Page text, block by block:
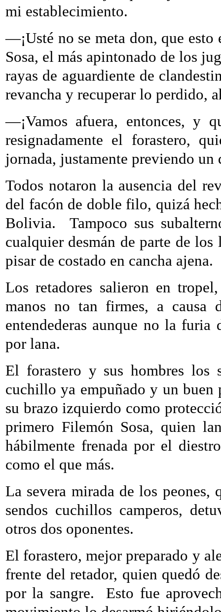
mi establecimiento.
—¡Usté no se meta don, que
Sosa, el más apintonado de los
rayas de aguardiente de
revancha y recuperar lo perdido,
—¡Vamos afuera, entonces,
resignadamente el forastero,
jornada, justamente previendo un
Todos notaron la ausencia del
del facón de doble filo, quizá
Bolivia.
Tampoco sus
cualquier desmán de parte de
pisar de costado en cancha ajena.
Los retadores salieron en
manos no tan firmes, a causa
entendederas aunque no la
por lana.
El forastero y sus hombres los
cuchillo ya empuñado y un
su brazo izquierdo como
primero Filemón Sosa, quien
hábilmente frenada por el
como el que más.
La severa mirada de los peones,
sendos cuchillos camperos,
otros dos oponentes.
El forastero, mejor preparado y
frente del retador, quien quedó
por la sangre.
Esto fue